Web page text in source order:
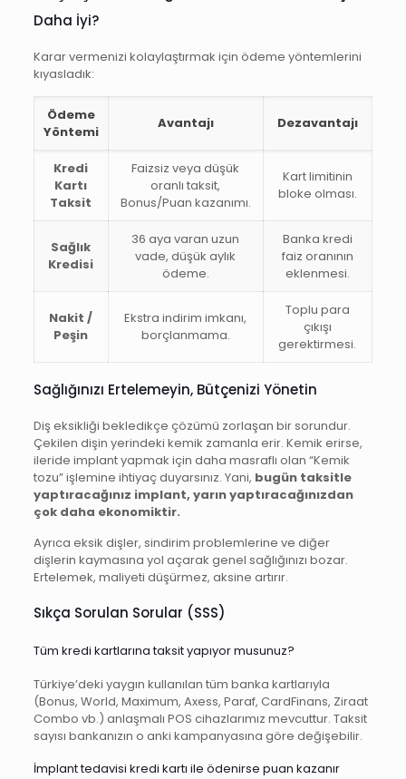
Daha İyi?
Karar vermenizi kolaylaştırmak için ödeme yöntemlerini
kıyasladık:
Ödeme
Yöntemi
Avantajı Dezavantajı
Kredi
Kartı
Taksit
Faizsiz veya düşük
oranlı taksit,
Bonus/Puan kazanımı.
Kart limitinin
bloke olması.
Sağlık
Kredisi
36 aya varan uzun
vade, düşük aylık
ödeme.
Banka kredi
faiz oranının
eklenmesi.
Nakit /
Peşin
Ekstra indirim imkanı,
borçlanmama.
Toplu para
çıkışı
gerektirmesi.
Sağlığınızı Ertelemeyin, Bütçenizi Yönetin
Diş eksikliği bekledikçe çözümü zorlaşan bir sorundur.
Çekilen dişin yerindeki kemik zamanla erir. Kemik erirse,
ileride implant yapmak için daha masraflı olan “Kemik
tozu” işlemine ihtiyaç duyarsınız. Yani, bugün taksitle
yaptıracağınız implant, yarın yaptıracağınızdan
çok daha ekonomiktir.
Ayrıca eksik dişler, sindirim problemlerine ve diğer
dişlerin kaymasına yol açarak genel sağlığınızı bozar.
Ertelemek, maliyeti düşürmez, aksine artırır.
Sıkça Sorulan Sorular (SSS)
Tüm kredi kartlarına taksit yapıyor musunuz?
Türkiye’deki yaygın kullanılan tüm banka kartlarıyla
(Bonus, World, Maximum, Axess, Paraf, CardFinans, Ziraat
Combo vb.) anlaşmalı POS cihazlarımız mevcuttur. Taksit
sayısı bankanızın o anki kampanyasına göre değişebilir.
İmplant tedavisi kredi kartı ile ödenirse puan kazanır